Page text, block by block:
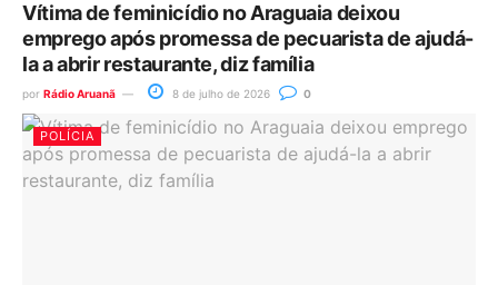
Vítima de feminicídio no Araguaia deixou
emprego após promessa de pecuarista de ajudá-
la a abrir restaurante, diz família
por Rádio Aruanã 8 de julho de 2026 0
POLÍCIA